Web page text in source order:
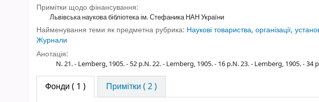
Примітки щодо фінансування:
Львівська наукова бібліотека ім. Стефаника НАН України
Найменування теми як предметна рубрика: Наукові товариства, організації,
Журнали
Анотація:
N. 21. - Lemberg, 1905. - 52 p.N. 22. - Lemberg, 1905. - 16 p.N. 23. - Lemberg, 1905. - 34
Фонди ( 1 ) Примітки ( 2 )